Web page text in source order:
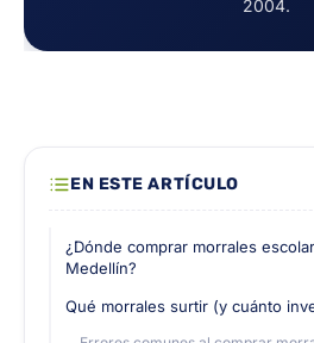
2004.
EN ESTE ARTÍCULO
¿Dónde comprar morrales
Medellín?
Qué morrales surtir (y cuánto